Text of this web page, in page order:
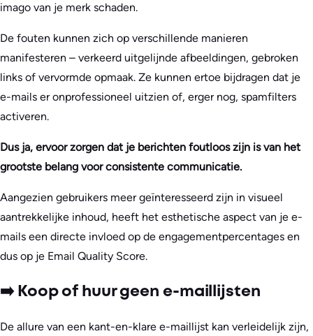
imago van je merk schaden.
De fouten kunnen zich op verschillende manieren
manifesteren – verkeerd uitgelijnde afbeeldingen, gebroken
links of vervormde opmaak. Ze kunnen ertoe bijdragen dat je
e-mails er onprofessioneel uitzien of, erger nog, spamfilters
activeren.
Dus ja, ervoor zorgen dat je berichten foutloos zijn is van het
grootste belang voor consistente communicatie.
Aangezien gebruikers meer geïnteresseerd zijn in visueel
aantrekkelijke inhoud, heeft het esthetische aspect van je e-
mails een directe invloed op de engagementpercentages en
dus op je Email Quality Score.
➡️ Koop of huur geen e-maillijsten
De allure van een kant-en-klare e-maillijst kan verleidelijk zijn,